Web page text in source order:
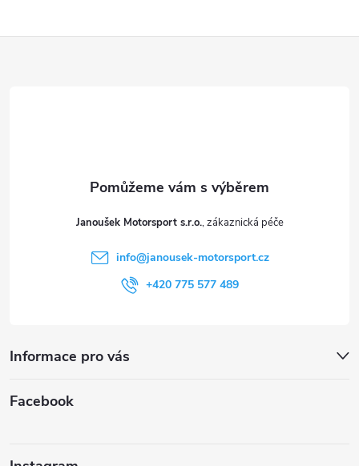
Janoušek Motorsport s.r.o.
info@janousek-motorsport.cz
+420 775 577 489
Informace pro vás
Facebook